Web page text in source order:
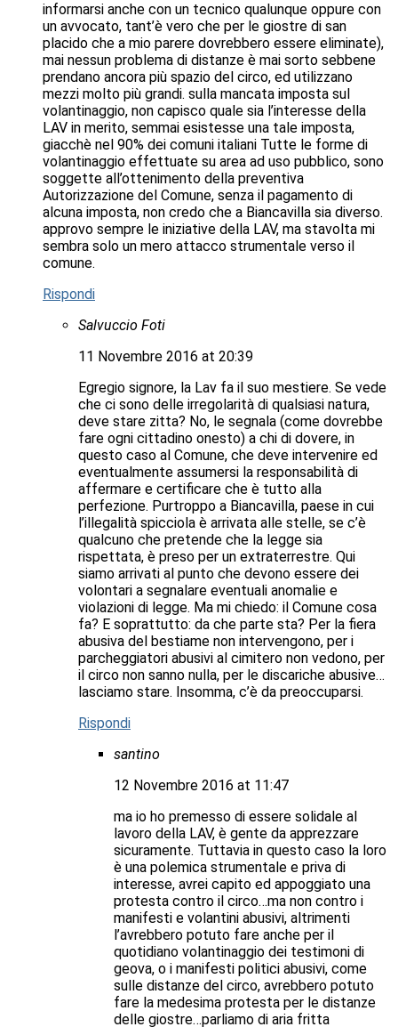
informarsi anche con un tecnico qualunque oppure con
un avvocato, tant’è vero che per le giostre di san
placido che a mio parere dovrebbero essere eliminate),
mai nessun problema di distanze è mai sorto sebbene
prendano ancora più spazio del circo, ed utilizzano
mezzi molto più grandi. sulla mancata imposta sul
volantinaggio, non capisco quale sia l’interesse della
LAV in merito, semmai esistesse una tale imposta,
giacchè nel 90% dei comuni italiani Tutte le forme di
volantinaggio effettuate su area ad uso pubblico, sono
soggette all’ottenimento della preventiva
Autorizzazione del Comune, senza il pagamento di
alcuna imposta, non credo che a Biancavilla sia diverso.
approvo sempre le iniziative della LAV, ma stavolta mi
sembra solo un mero attacco strumentale verso il
comune.
Rispondi
Salvuccio Foti
11 Novembre 2016 at 20:39
Egregio signore, la Lav fa il suo mestiere. Se vede
che ci sono delle irregolarità di qualsiasi natura,
deve stare zitta? No, le segnala (come dovrebbe
fare ogni cittadino onesto) a chi di dovere, in
questo caso al Comune, che deve intervenire ed
eventualmente assumersi la responsabilità di
affermare e certificare che è tutto alla
perfezione. Purtroppo a Biancavilla, paese in cui
l’illegalità spicciola è arrivata alle stelle, se c’è
qualcuno che pretende che la legge sia
rispettata, è preso per un extraterrestre. Qui
siamo arrivati al punto che devono essere dei
volontari a segnalare eventuali anomalie e
violazioni di legge. Ma mi chiedo: il Comune cosa
fa? E soprattutto: da che parte sta? Per la fiera
abusiva del bestiame non intervengono, per i
parcheggiatori abusivi al cimitero non vedono, per
il circo non sanno nulla, per le discariche abusive…
lasciamo stare. Insomma, c’è da preoccuparsi.
Rispondi
santino
12 Novembre 2016 at 11:47
ma io ho premesso di essere solidale al
lavoro della LAV, è gente da apprezzare
sicuramente. Tuttavia in questo caso la loro
è una polemica strumentale e priva di
interesse, avrei capito ed appoggiato una
protesta contro il circo…ma non contro i
manifesti e volantini abusivi, altrimenti
l’avrebbero potuto fare anche per il
quotidiano volantinaggio dei testimoni di
geova, o i manifesti politici abusivi, come
sulle distanze del circo, avrebbero potuto
fare la medesima protesta per le distanze
delle giostre…parliamo di aria fritta